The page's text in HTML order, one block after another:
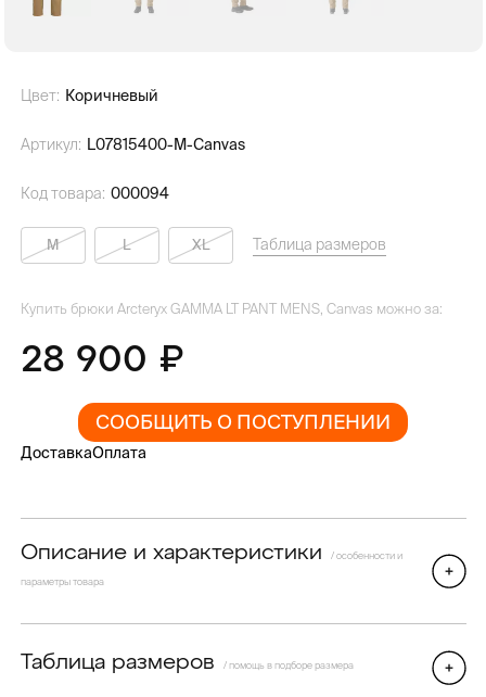
Цвет: Коричневый
Артикул: L07815400-M-Canvas
Код товара: 000094
M L XL Таблица размеров
Купить брюки Arcteryx GAMMA LT PANT MENS, Canvas можно за:
28 900
СООБЩИТЬ О ПОСТУПЛЕНИИ
ДоставкаОплата
Описание и характеристики / особенности и
параметры товара
Таблица размеров / помощь в подборе размера